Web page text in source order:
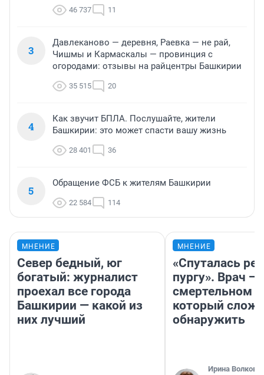
46 737 11
3
Давлеканово — деревня, Раевка — не рай,
Чишмы и Кармаскалы — провинция с
огородами: отзывы на райцентры Башкирии
35 515 20
4
Как звучит БПЛА. Послушайте, жители
Башкирии: это может спасти вашу жизнь
28 401 36
5
Обращение ФСБ к жителям Башкирии
22 584 114
МНЕНИЕ
Север бедный, юг
богатый: журналист
проехал все города
Башкирии — какой из
них лучший
МНЕНИЕ
«Спуталась
пургу». Врач —
смертельном
который
обнаружить
Ирина Волкова